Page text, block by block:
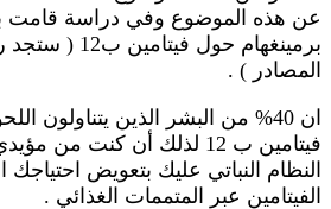
عن هذه الموضوع وفي دراسة قامت
برمينغهام حول
المصادر ) .
ان 40% من البشر الذين يتناولون
فيتامين ب 12 لذلك أن كنت من
النظام النباتي عليك بتعويض
الفيتامين عبر المتممات الغذائي .